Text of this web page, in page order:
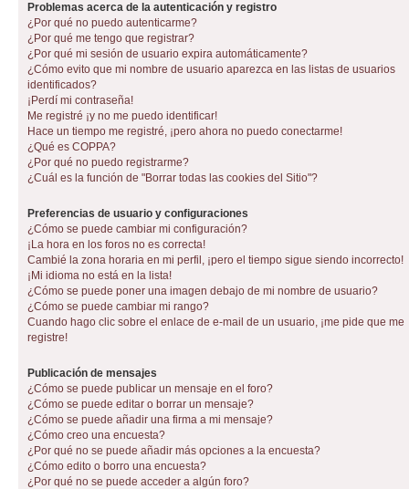
Problemas acerca de la autenticación y registro
¿Por qué no puedo autenticarme?
¿Por qué me tengo que registrar?
¿Por qué mi sesión de usuario expira automáticamente?
¿Cómo evito que mi nombre de usuario aparezca en las listas de usuarios
identificados?
¡Perdí mi contraseña!
Me registré ¡y no me puedo identificar!
Hace un tiempo me registré, ¡pero ahora no puedo conectarme!
¿Qué es COPPA?
¿Por qué no puedo registrarme?
¿Cuál es la función de "Borrar todas las cookies del Sitio"?
Preferencias de usuario y configuraciones
¿Cómo se puede cambiar mi configuración?
¡La hora en los foros no es correcta!
Cambié la zona horaria en mi perfil, ¡pero el tiempo sigue siendo incorrecto!
¡Mi idioma no está en la lista!
¿Cómo se puede poner una imagen debajo de mi nombre de usuario?
¿Cómo se puede cambiar mi rango?
Cuando hago clic sobre el enlace de e-mail de un usuario, ¡me pide que me
registre!
Publicación de mensajes
¿Cómo se puede publicar un mensaje en el foro?
¿Cómo se puede editar o borrar un mensaje?
¿Cómo se puede añadir una firma a mi mensaje?
¿Cómo creo una encuesta?
¿Por qué no se puede añadir más opciones a la encuesta?
¿Cómo edito o borro una encuesta?
¿Por qué no se puede acceder a algún foro?